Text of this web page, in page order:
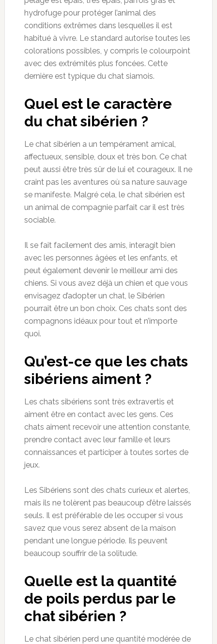
hydrofuge pour protéger l’animal des
conditions extrêmes dans lesquelles il est
habitué à vivre. Le standard autorise toutes les
colorations possibles, y compris le colourpoint
avec des extrémités plus foncées. Cette
dernière est typique du chat siamois.
Quel est le caractère
du chat sibérien ?
Le chat sibérien a un tempérament amical,
affectueux, sensible, doux et très bon. Ce chat
peut aussi être très sûr de lui et courageux. Il ne
craint pas les aventures où sa nature sauvage
se manifeste. Malgré cela, le chat sibérien est
un animal de compagnie parfait car il est très
sociable.
Il se fait facilement des amis, interagit bien
avec les personnes âgées et les enfants, et
peut également devenir le meilleur ami des
chiens. Si vous avez déjà un chien et que vous
envisagez d’adopter un chat, le Sibérien
pourrait être un bon choix. Ces chats sont des
compagnons idéaux pour tout et n’importe
quoi.
Qu’est-ce que les chats
sibériens aiment ?
Les chats sibériens sont très extravertis et
aiment être en contact avec les gens. Ces
chats aiment recevoir une attention constante,
prendre contact avec leur famille et leurs
connaissances et participer à toutes sortes de
jeux.
Les Sibériens sont des chats curieux et alertes,
mais ils ne tolèrent pas beaucoup d’être laissés
seuls. Il est préférable de les occuper si vous
savez que vous serez absent de la maison
pendant une longue période. Ils peuvent
beaucoup souffrir de la solitude.
Quelle est la quantité
de poils perdus par le
chat sibérien ?
Le chat sibérien perd une quantité modérée de